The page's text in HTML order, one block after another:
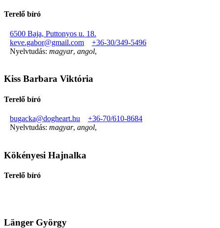
Terelő bíró
6500 Baja, Puttonyos u. 18.
keve.gabor@gmail.com
+36-30/349-5496
Nyelvtudás: magyar, angol,
Kiss Barbara Viktória
Terelő bíró
bugacka@dogheart.hu
+36-70/610-8684
Nyelvtudás: magyar, angol,
Kökényesi Hajnalka
Terelő bíró
Länger György